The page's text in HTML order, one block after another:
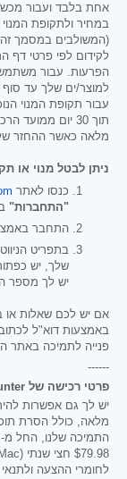
אחת בלבד ועבור
במחיר ולתקופת
(המשולבים במסמך
לקידום לפי פרטי דף
הפרעות. עבור
למוצר/ים שלך עד
עבור תקופת המנוי
תוך 30 יום
מלאה כאשר ההחזר
ניתן לבטל מנוי או
כנסו לאתר
"התחברות"
התחבר
בתפריט
שלך, יש
יש לך מספר
באמצעות דוא"ל
פנייה לתמיכה באתר
------
פרטי רכישה של SpyHunter
מלאה, כולל הסרת
התמיכה שלנו, החל מ-
$79.98
לחומרי ההצעה